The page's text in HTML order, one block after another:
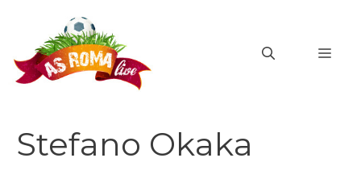
contenuto
Stefano Okaka